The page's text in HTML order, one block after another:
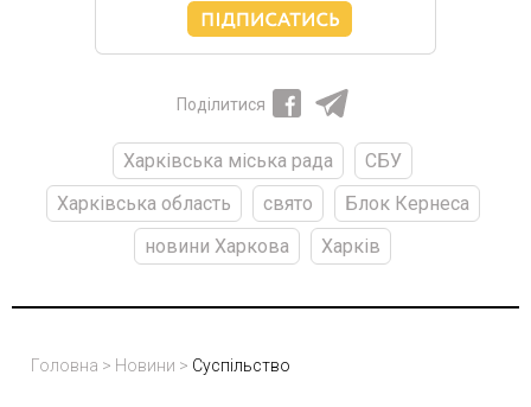
Поділитися
Харківська міська рада
СБУ
Харківська область
свято
Блок Кернеса
новини Харкова
Харків
Головна > Новини > Суспільство